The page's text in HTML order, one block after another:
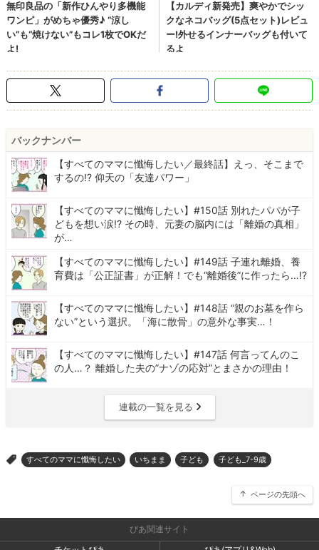
バックナンバー
【すべてのママに懺悔したい／最終話】えっ、そこまで
するの!? 仰天の「友達パワー」
【すべてのママに懺悔したい】#150話 別れたパパが子
どもを想い涙!? その時、元妻の脳内には「離婚の真相」
が…
【すべてのママに懺悔したい】#149話 子連れ離婚、養
育費は「公正証書」が正解！でも“離婚後”に作ったら…!?
【すべてのママに懺悔したい】#148話 “親のお墓を作ら
ない”という選択。「海に散骨」の意外な事実…！
【すべてのママに懺悔したい】#147話 何言ってんのこ
の人…？ 離婚した夫の”ナゾの応対”とまさかの理由！
連載の一覧を見る
> すべてのママに懺悔したい いちまま 子ども 子ども_7-9歳
ページの先頭へ
ぴあ関連サイト